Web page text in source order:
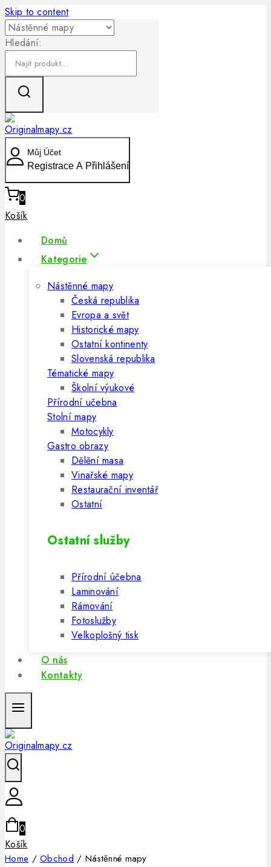
Skip to content
Hledání:
Můj Účet
Registrace A Přihlášení
0
Košík
Domů
Kategorie
Nástěnné mapy
Česká republika
Evropa a svět
Historické mapy
Ostatní kontinenty
Slovenská republika
Tématické mapy
Školní výukové
Přírodní učebna
Stolní mapy
Motocykly
Gastro obrazy
Dělění masa
Vinařské mapy
Restaurační inventář
Ostatní
Ostatní služby
Přírodní účebna
Laminování
Rámování
Fotoslužby
Velkoplošný tisk
O nás
Kontakty
0
Košík
Home / Obchod / Nástěnné mapy